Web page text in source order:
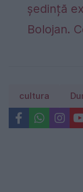
ședință
Bolojan.
cultura